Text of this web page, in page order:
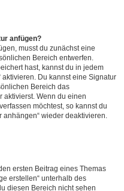
anfügen?
musst du zunächst eine
Bereich entwerfen.
hast, kannst du in jedem
aktivieren. Du kannst eine Signatur
Bereich das
aktivierst. Wenn du einen
möchtest, so kannst du
anhängen“ wieder deaktivieren.
ersten Beitrag eines Themas
erstellen“ unterhalb des
diesen Bereich nicht sehen